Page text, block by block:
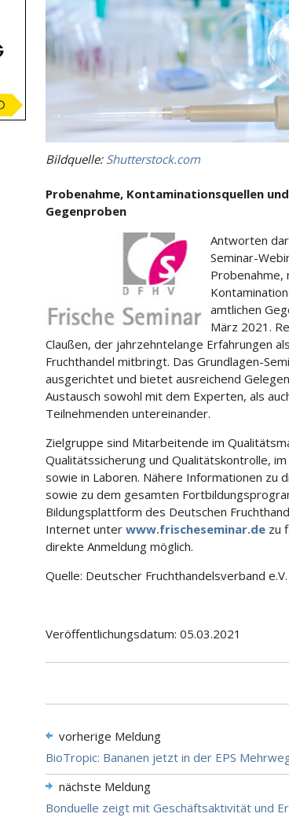
Bildquelle: Shutterstock.com
Probenahme, Kontaminationsquellen
Gegenproben
Antworten
Seminar-
Probenahme,
amtlichen
März 2021.
Claußen, der jahrzehntelange Erfahrungen
Fruchthandel mitbringt. Das Grundlagen-
ausgerichtet und bietet ausreichend
Austausch sowohl mit dem Experten, als
Teilnehmenden untereinander.
Zielgruppe sind Mitarbeitende im
Qualitätssicherung und Qualitätskontrolle,
sowie in Laboren. Nähere Informationen zu
sowie zu dem gesamten
Bildungsplattform des Deutschen
Internet unter www.frischeseminar.de zu
direkte Anmeldung möglich.
Quelle: Deutscher Fruchthandelsverband e.V.
Veröffentlichungsdatum: 05.03.2021
vorherige Meldung
BioTropic: Bananen jetzt in der EPS
nächste Meldung
Bonduelle zeigt mit Geschäftsaktivität und